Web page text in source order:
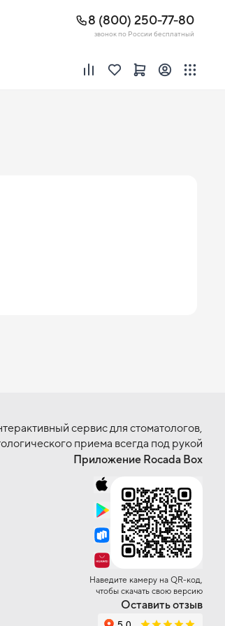
8 (800) 250-77-80
звонок по России бесплатный
сервис для стоматологов,
приема всегда под рукой
Приложение Rocada Box
Наведите камеру на QR-код,
чтобы скачать свою версию
Оставить отзыв